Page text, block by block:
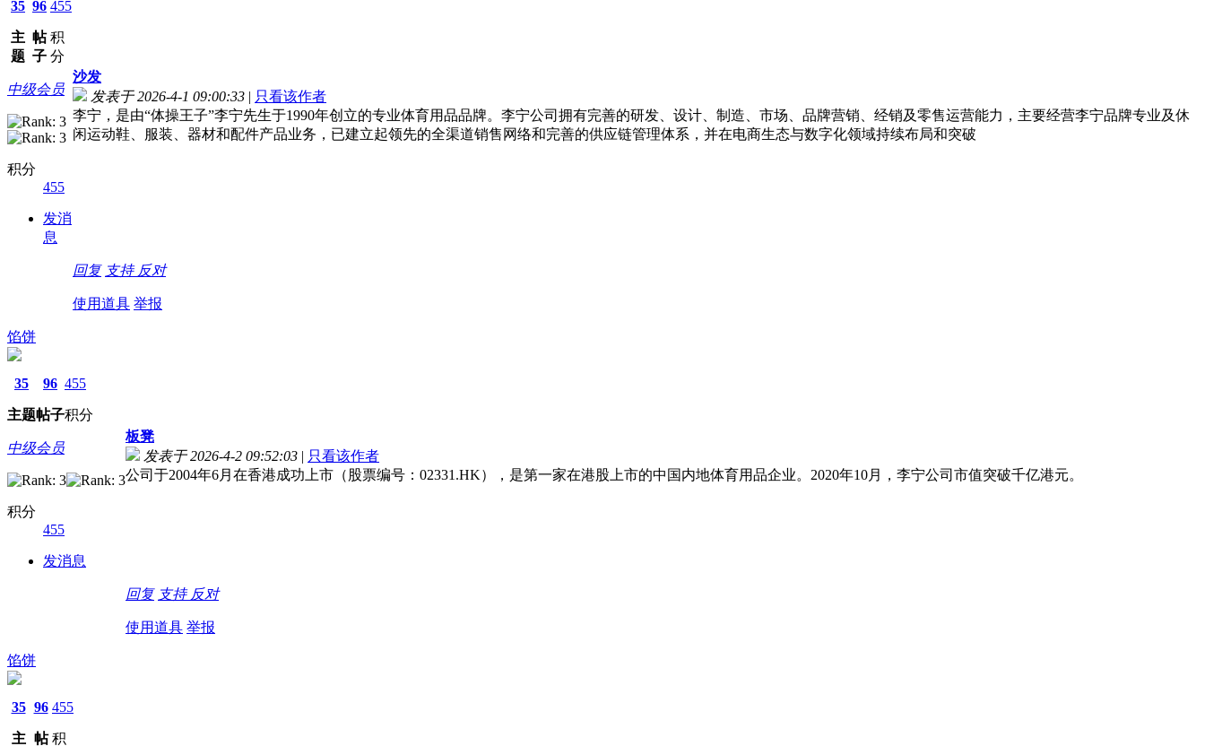
35
主
题
96
帖
子
455
积
分
中级会员
积分
455
发消
息
沙发
发表于 2026-4-1 09:00:33 | 只看该作者
李宁，是由“体操王子”李宁先生于1990年创立的专业体育用品品牌。李宁公司拥有完善的研发、设计、制造、市场、品牌营销、经销及零售运营能力，主要经营李宁品牌专业及休
闲运动鞋、服装、器材和配件产品业务，已建立起领先的全渠道销售网络和完善的供应链管理体系，并在电商生态与数字化领域持续布局和突破
回复 支持 反对
使用道具 举报
馅饼
35
主题
96
帖子
455
积分
中级会员
积分
455
发消息
板凳
发表于 2026-4-2 09:52:03 | 只看该作者
公司于2004年6月在香港成功上市（股票编号：02331.HK），是第一家在港股上市的中国内地体育用品企业。2020年10月，李宁公司市值突破千亿港元。
回复 支持 反对
使用道具 举报
馅饼
35
主
96
帖
455
积